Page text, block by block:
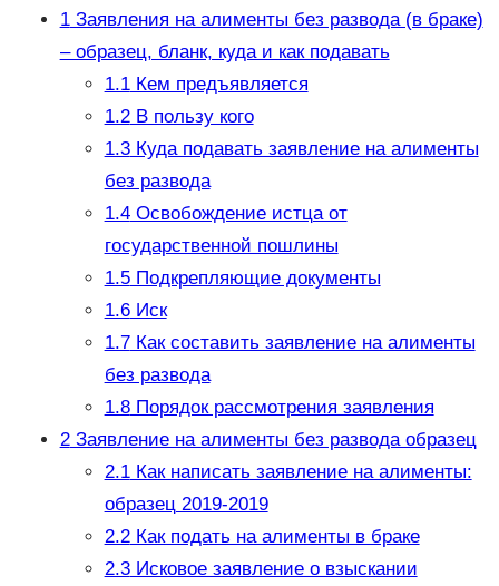
1Заявления на алименты без развода (в браке)
– образец, бланк, куда и как подавать
1.1Кем предъявляется
1.2В пользу кого
1.3Куда подавать заявление на алименты
без развода
1.4Освобождение истца от
государственной пошлины
1.5Подкрепляющие документы
1.6Иск
1.7Как составить заявление на алименты
без развода
1.8Порядок рассмотрения заявления
2Заявление на алименты без развода образец
2.1Как написать заявление на алименты:
образец 2019-2019
2.2Как подать на алименты в браке
2.3Исковое заявление о взыскании